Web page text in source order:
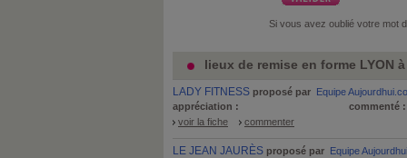
Si vous avez oublié votre mot
lieux de remise en forme LYON
LADY FITNESS proposé par Equipe
appréciation :
commenté
voir la fiche
commenter
LE JEAN JAURÈS proposé par Equipe